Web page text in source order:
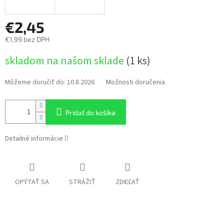
€2,45
€1,99 bez DPH
cena:
skladom na našom sklade (1 ks)
Môžeme doručiť do: 10.8.2026 Možnosti doručenia
Pridať do košíka
Detailné informácie
OPÝTAŤ SA STRÁŽIŤ ZDIEĽAŤ